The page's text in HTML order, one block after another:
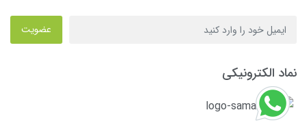
عضویت
نماد الکترونیکی